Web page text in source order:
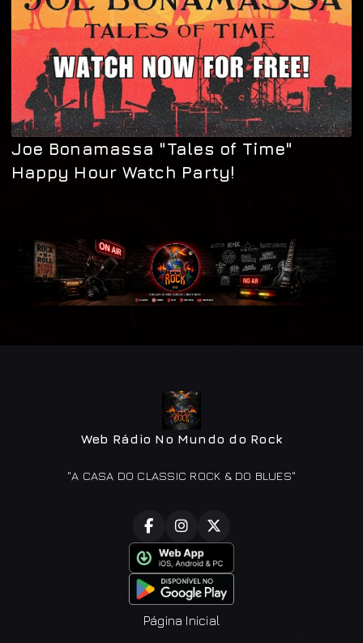
Joe Bonamassa "Tales of Time"
Happy Hour Watch Party!
Web Rádio No Mundo do Rock
"A CASA DO CLASSIC ROCK & DO BLUES"
Página Inicial